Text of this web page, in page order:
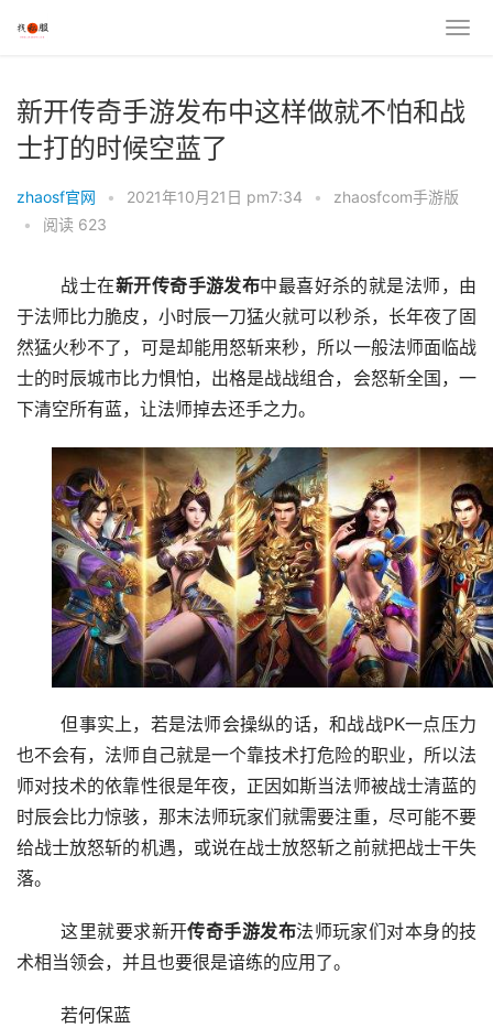
新开传奇手游发布中这样做就不怕和战
士打的时候空蓝了
zhaosf官网 • 2021年10月21日 pm7:34 •
zhaosfcom手游版
•
阅读 623
	战士在
新开传奇手游发布中最喜好杀的就是法师，由
于法师比力脆皮，小时辰一刀猛火就可以秒杀，长年夜了固
然猛火秒不了，可是却能用怒斩来秒，所以一般法师面临战
士的时辰城市比力惧怕，出格是战战组合，会怒斩全国，一
下清空所有蓝，让法师掉去还手之力。
	但事实上，若是法师会操纵的话，和战战PK一点压力
也不会有，法师自己就是一个靠技术打危险的职业，所以法
师对技术的依靠性很是年夜，正因如斯当法师被战士清蓝的
时辰会比力惊骇，那末法师玩家们就需要注重，尽可能不要
给战士放怒斩的机遇，或说在战士放怒斩之前就把战士干失
落。
	这里就要求新开
传奇手游发布法师玩家们对本身的技
术相当领会，并且也要很是谙练的应用了。
	若何保蓝